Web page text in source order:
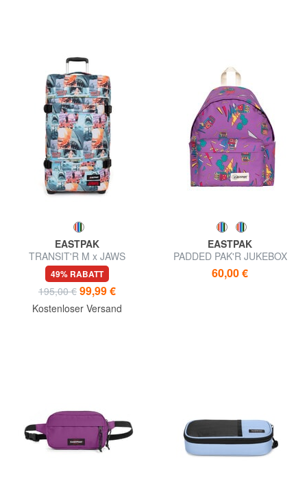
EASTPAK
TRANSIT'R M x JAWS
Mittelgroßer Trolley
49% RABATT
195,00 € 99,99 €
Kostenloser Versand
EASTPAK
PADDED PAK'R JUKEBOX
Rucksack für PC13"
60,00 €